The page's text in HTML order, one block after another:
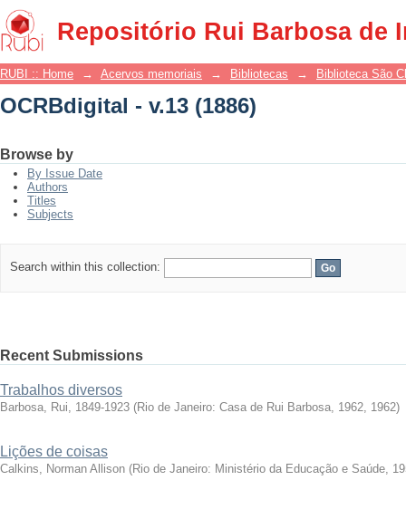
Repositório Rui Barbosa de
OCRBdigital - v.13 (1886)
RUBI :: Home → Acervos memoriais → Bibliotecas → Biblioteca São
OCRBdigital - v.13 (1886)
Browse by
By Issue Date
Authors
Titles
Subjects
Search within this collection:
Recent Submissions
Trabalhos diversos
Barbosa, Rui, 1849-1923 (Rio de Janeiro: Casa de Rui Barbosa, 1962, 1962)
Lições de coisas
Calkins, Norman Allison (Rio de Janeiro: Ministério da Educação e Saúde,